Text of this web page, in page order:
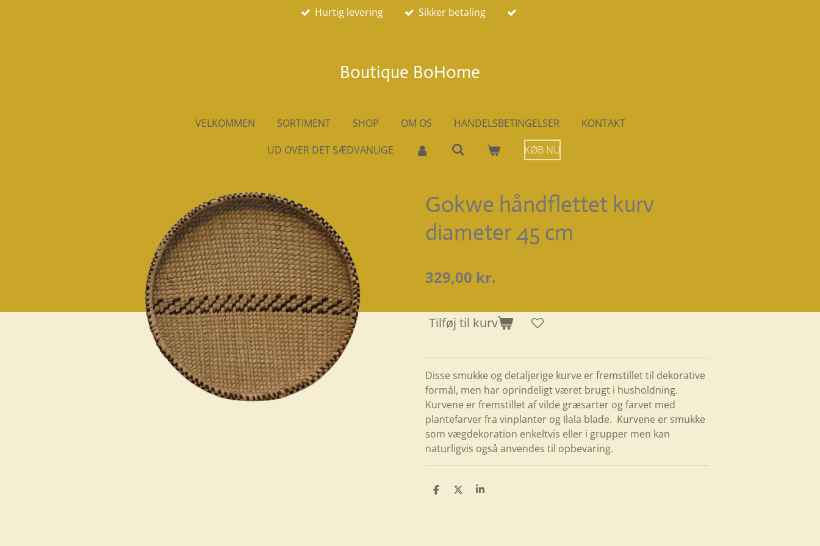
Hurtig levering Sikker betaling
Boutique BoHome
VELKOMMEN SORTIMENT SHOP OM OS HANDELSBETINGELSER
KONTAKT
UD OVER DET SÆDVANLIGE
KØB NU
Gokwe håndflettet kurv
diameter 45 cm
329,00 kr.
Tilføj til kurv
Disse smukke og detaljerige kurve er fremstillet til dekorative
formål, men har oprindeligt været brugt i husholdning.
Kurvene er fremstillet af vilde græsarter og farvet med
plantefarver fra vinplanter og Ilala blade. Kurvene er smukke
som vægdekoration enkeltvis eller i grupper men kan
naturligvis også anvendes til opbevaring.
D
D
D